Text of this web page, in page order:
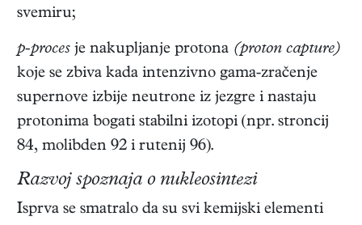
svemiru;
p-proces je nakupljanje protona (proton capture)
koje se zbiva kada intenzivno gama-zračenje
supernove izbije neutrone iz jezgre i nastaju
protonima bogati stabilni izotopi (npr. stroncij
84, molibden 92 i rutenij 96).
Razvoj spoznaja o nukleosintezi
Isprva se smatralo da su svi kemijski elementi